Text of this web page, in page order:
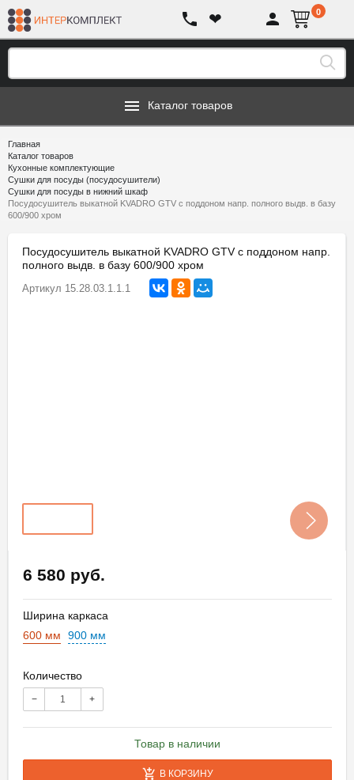
❤ 0
Каталог товаров
Главная
Каталог товаров
Кухонные комплектующие
Сушки для посуды (посудосушители)
Сушки для посуды в нижний шкаф
Посудосушитель выкатной KVADRO GTV с поддоном напр. полного выдв. в базу
600/900 хром
Посудосушитель выкатной KVADRO GTV с поддоном напр.
полного выдв. в базу 600/900 хром
Артикул 15.28.03.1.1.1
6 580 руб.
Ширина каркаса
600 мм
900 мм
Количество
− +
Товар в наличии
В КОРЗИНУ